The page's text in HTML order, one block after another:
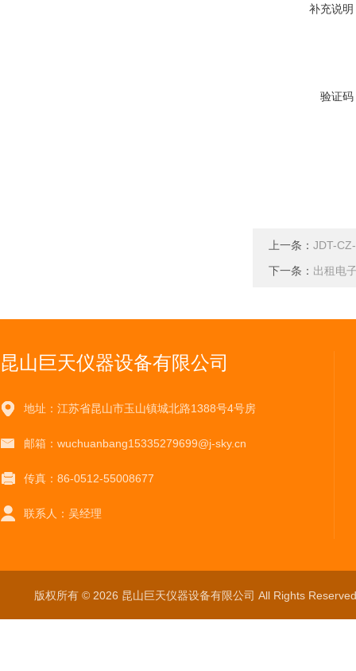
补充说明
验证码
上一条： JDT-
下一条： 出租电
昆山巨天仪器设备有限公司
地址：江苏省昆山市玉山镇城北路1388号4号房
邮箱：wuchuanbang15335279699@j-sky.cn
传真：86-0512-55008677
联系人：吴经理
版权所有 © 2026 昆山巨天仪器设备有限公司 All Rights